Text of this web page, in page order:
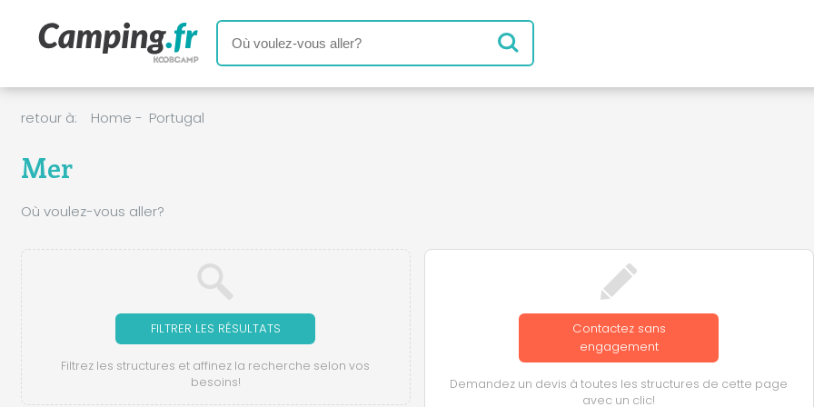
retour à: Home - Portugal
Mer
Où voulez-vous aller?
FILTRER LES RÉSULTATS
Filtrez les structures et affinez la recherche selon vos
besoins!
Contactez sans
engagement
Demandez un devis à toutes les structures de cette page
avec un clic!